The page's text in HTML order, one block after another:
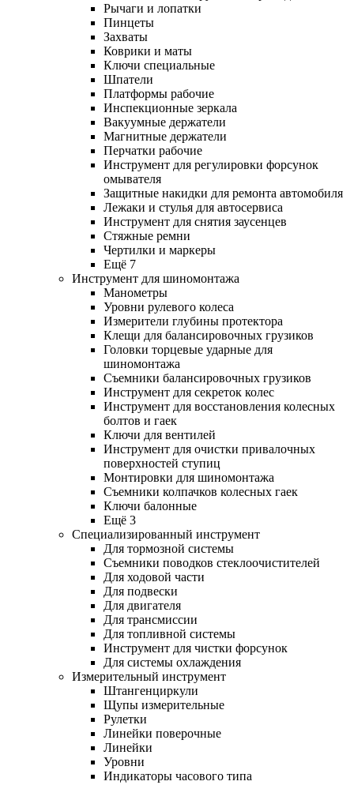
Рычаги и лопатки
Пинцеты
Захваты
Коврики и маты
Ключи специальные
Шпатели
Платформы рабочие
Инспекционные зеркала
Вакуумные держатели
Магнитные держатели
Перчатки рабочие
Инструмент для регулировки форсунок
омывателя
Защитные накидки для ремонта автомобиля
Лежаки и стулья для автосервиса
Инструмент для снятия заусенцев
Стяжные ремни
Чертилки и маркеры
Ещё 7
Инструмент для шиномонтажа
Манометры
Уровни рулевого колеса
Измерители глубины протектора
Клещи для балансировочных грузиков
Головки торцевые ударные для
шиномонтажа
Съемники балансировочных грузиков
Инструмент для секреток колес
Инструмент для восстановления колесных
болтов и гаек
Ключи для вентилей
Инструмент для очистки привалочных
поверхностей ступиц
Монтировки для шиномонтажа
Съемники колпачков колесных гаек
Ключи балонные
Ещё 3
Специализированный инструмент
Для тормозной системы
Съемники поводков стеклоочистителей
Для ходовой части
Для подвески
Для двигателя
Для трансмиссии
Для топливной системы
Инструмент для чистки форсунок
Для системы охлаждения
Измерительный инструмент
Штангенциркули
Щупы измерительные
Рулетки
Линейки поверочные
Линейки
Уровни
Индикаторы часового типа